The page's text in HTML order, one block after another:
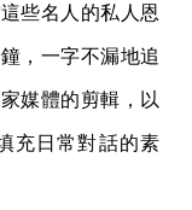
些名人的私人恩
，一字不漏地追
媒體的剪輯，以
充日常對話的素